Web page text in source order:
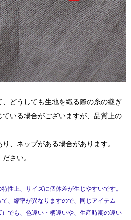
どうしても生地を織る際の糸の継ぎ
ている場合がございますが、品質上の
、ネップがある場合があります。
さい。
性上、サイズに個体差が生じやすいです。
、縮率が異なりますので、同じアイテム
）でも、色違い・柄違いや、生産時期の違い